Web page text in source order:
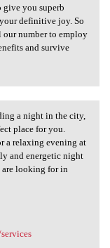
you superb
definitive joy. So
number to employ
and survive
a night in the city,
place for you.
a relaxing evening at
and energetic night
looking for in